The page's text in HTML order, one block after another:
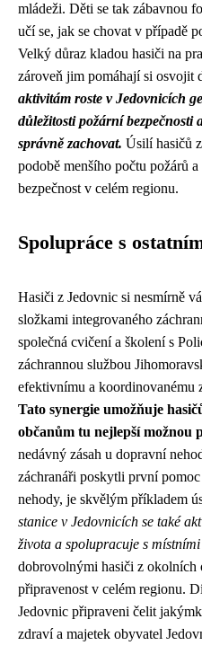
mládeži. Děti se tak zábavnou
učí se, jak se chovat v případě
Velký důraz kladou hasiči na
zároveň jim pomáhají si osvojit
aktivitám roste v Jedovnicích
důležitosti požární bezpečnosti
správně zachovat. Úsilí hasičů
podobě menšího počtu požárů
bezpečnost v celém regionu.
Spolupráce s
Hasiči z Jedovnic si nesmírně
složkami integrovaného
společná cvičení a školení s
záchrannou službou
efektivnímu a koordinovanému
Tato synergie umožňuje
občanům tu nejlepší možnou
nedávný zásah u dopravní
záchranáři poskytli první
nehody, je skvělým příkladem
stanice v Jedovnicích se také
života a spolupracuje s
dobrovolnými hasiči z okolních
připravenost v celém regionu.
Jedovnic připraveni čelit
zdraví a majetek obyvatel